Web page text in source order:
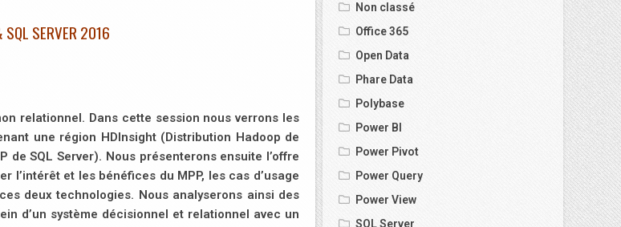
SQL SERVER 2016
relationnel. Dans cette session nous verrons les
une région HDInsight (Distribution Hadoop de
de SQL Server). Nous présenterons ensuite l’offre
l’intérêt et les bénéfices du MPP, les cas d’usage
deux technologies. Nous analyserons ainsi des
d’un système décisionnel et relationnel avec un
Non classé
Office 365
Open Data
Phare Data
Polybase
Power BI
Power Pivot
Power Query
Power View
SQL Server